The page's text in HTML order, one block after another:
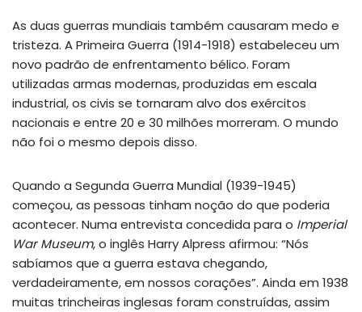
As duas guerras mundiais também causaram medo e
tristeza. A Primeira Guerra (1914-1918) estabeleceu um
novo padrão de enfrentamento bélico. Foram
utilizadas armas modernas, produzidas em escala
industrial, os civis se tornaram alvo dos exércitos
nacionais e entre 20 e 30 milhões morreram. O mundo
não foi o mesmo depois disso.
Quando a Segunda Guerra Mundial (1939-1945)
começou, as pessoas tinham noção do que poderia
acontecer. Numa entrevista concedida para o Imperial
War Museum, o inglês Harry Alpress afirmou: “Nós
sabíamos que a guerra estava chegando,
verdadeiramente, em nossos corações”. Ainda em 1938
muitas trincheiras inglesas foram construídas, assim